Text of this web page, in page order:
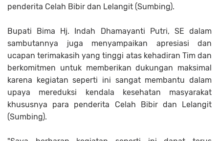
penderita Celah Bibir dan Lelangit (Sumbing).
Bupati Bima Hj. Indah Dhamayanti Putri, SE dalam
sambutannya juga menyampaikan apresiasi dan
ucapan terimakasih yang tinggi atas kehadiran Tim dan
berkomitmen untuk memberikan dukungan maksimal
karena kegiatan seperti ini sangat membantu dalam
upaya mereduksi kendala kesehatan masyarakat
khususnya para penderita Celah Bibir dan Lelangit
(Sumbing).